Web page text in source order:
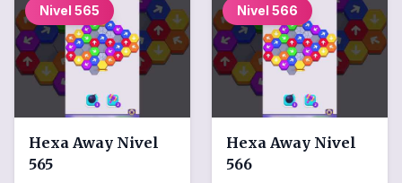
Nivel 565
Hexa Away Nivel
565
Nivel 566
Hexa Away Nivel
566